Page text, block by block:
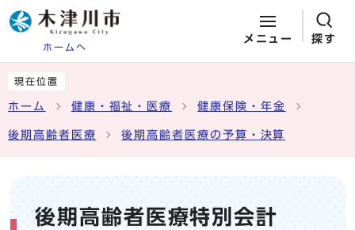
ホームへ
メニュー 探す
現在位置
ホーム 健康・福祉・医療 健康保険・年金
後期高齢者医療 後期高齢者医療の予算・決算
後期高齢者医療特別会計